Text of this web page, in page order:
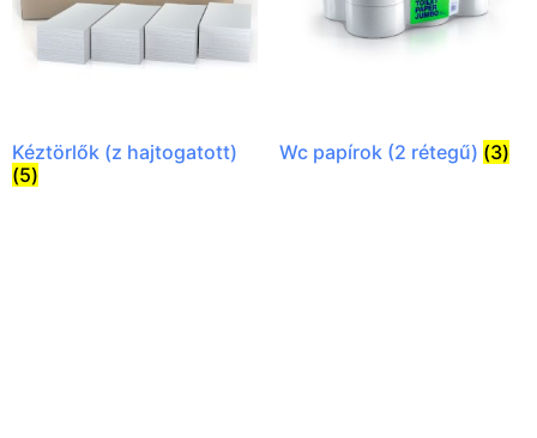
Kéztörlők (z hajtogatott)
(5)
Wc papírok (2 rétegű) (3)